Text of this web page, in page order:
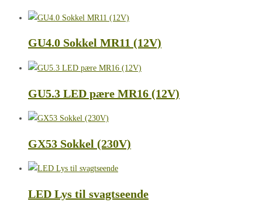
GU4.0 Sokkel MR11 (12V)
GU5.3 LED pære MR16 (12V)
GX53 Sokkel (230V)
LED Lys til svagtseende